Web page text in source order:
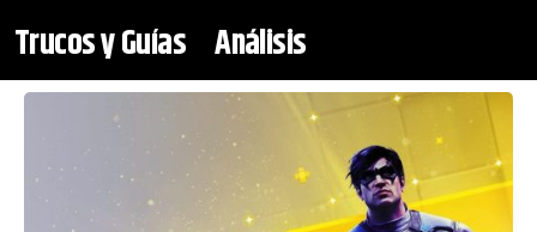
Trucos y Guías Análisis